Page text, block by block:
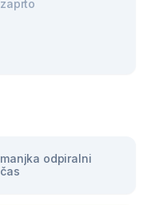
zaprto
manjka odpiralni
čas